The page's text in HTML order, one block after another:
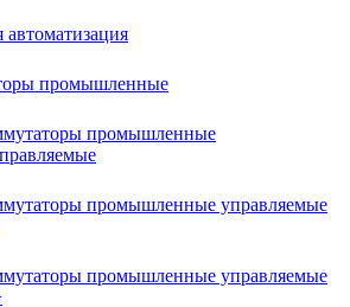
промышленные
промышленные
промышленные управляемые
промышленные управляемые